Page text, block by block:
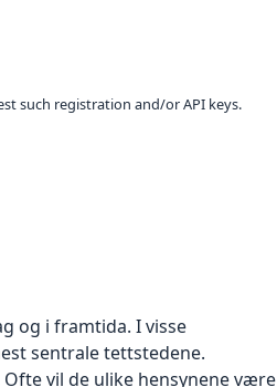
such registration and/or API keys.
og i framtida. I visse
sentrale tettstedene.
vil de ulike hensynene være